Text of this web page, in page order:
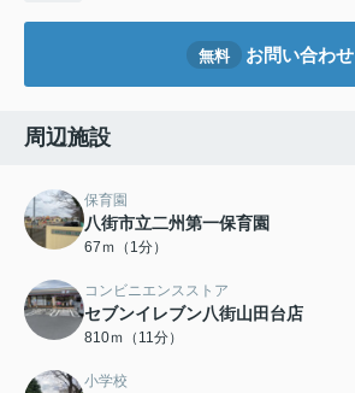
無料 お問い合わせ
周辺施設
保育園
八街市立二州第一保育園
67ｍ（1分）
コンビニエンスストア
セブンイレブン八街山田台店
810ｍ（11分）
小学校